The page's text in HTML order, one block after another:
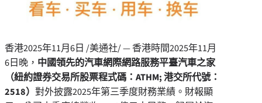
香港2025年11月6日 /美通社/ — 香港時間2025年11月
6日晚， 中國領先的汽車網際網路服務平臺汽車之家
（紐約證券交易所股票程式碼： ATHM;港交所代號：
2518） 對外披露2025年第三季度財務業績。財報顯